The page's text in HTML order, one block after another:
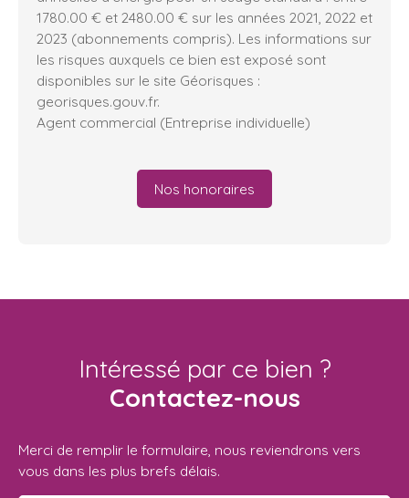
1780.00 € et 2480.00 € sur les années 2021, 2022 et
2023 (abonnements compris). Les informations sur
les risques auxquels ce bien est exposé sont
disponibles sur le site Géorisques :
georisques.gouv.fr.
Agent commercial (Entreprise individuelle)
Nos honoraires
Intéressé par ce bien ?
Contactez-nous
Merci de remplir le formulaire, nous reviendrons vers
vous dans les plus brefs délais.